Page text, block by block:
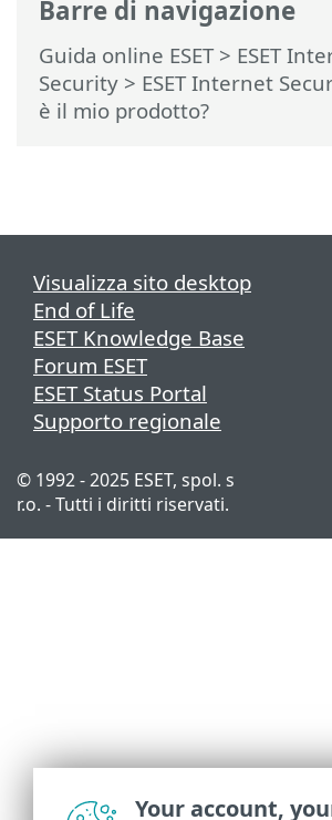
Barre di navigazione
Guida online ESET> ESET
Security > ESET Internet
è il mio prodotto?
Visualizza sito desktop
End of Life
ESET Knowledge Base
Forum ESET
ESET Status Portal
Supporto regionale
© 1992 - 2025 ESET, spol. s
r.o. - Tutti i diritti riservati.
Your account,